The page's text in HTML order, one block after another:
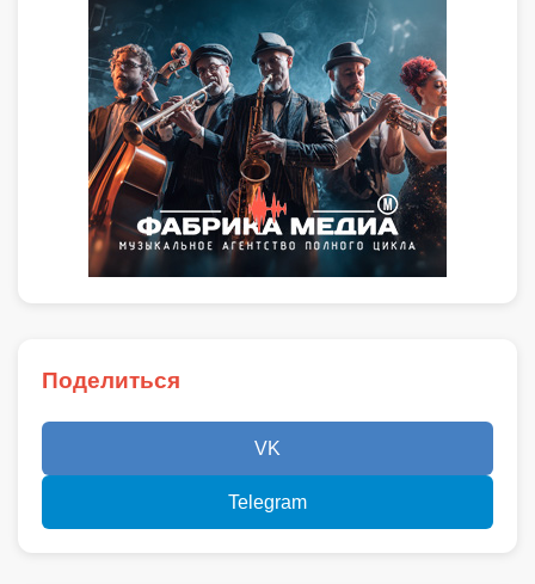
Поделиться
VK
Telegram